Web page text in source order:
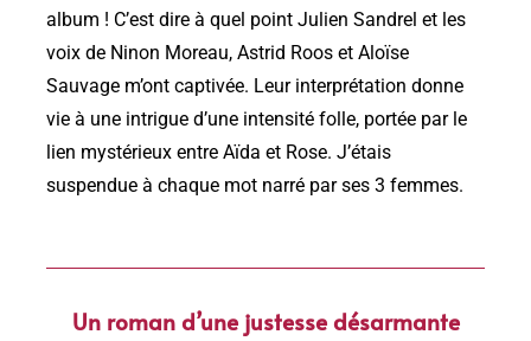
album ! C’est dire à quel point Julien Sandrel et les
voix de Ninon Moreau, Astrid Roos et Aloïse
Sauvage m’ont captivée. Leur interprétation donne
vie à une intrigue d’une intensité folle, portée par le
lien mystérieux entre Aïda et Rose. J’étais
suspendue à chaque mot narré par ses 3 femmes.
Un roman d’une justesse désarmante